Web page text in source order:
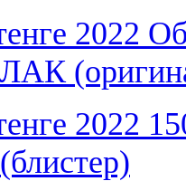
2022
2022